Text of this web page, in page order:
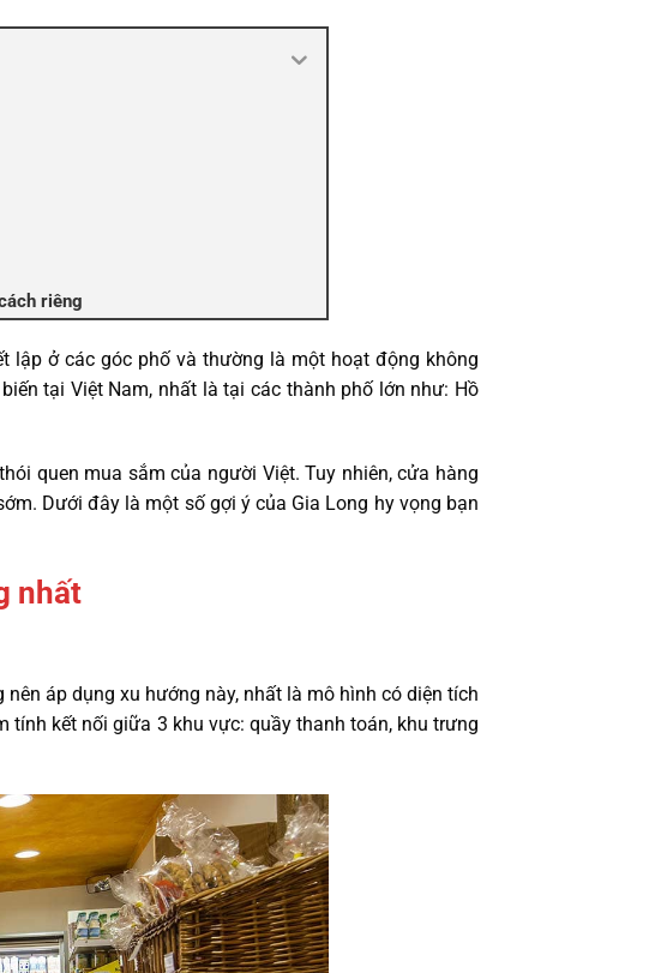
riêng
lập ở các góc phố và thường là một hoạt động không
tại Việt Nam, nhất là tại các thành phố lớn như: Hồ
quen mua sắm của người Việt. Tuy nhiên, cửa hàng
Dưới đây là một số gợi ý của Gia Long hy vọng bạn
nhất
áp dụng xu hướng này, nhất là mô hình có diện tích
tính kết nối giữa 3 khu vực: quầy thanh toán, khu trưng